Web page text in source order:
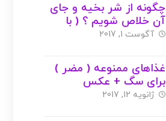
چگونه از شر بخیه و جای
آن خلاص شویم ؟ ( با
عکس )
آگوست 1, 2017
غذاهای ممنوعه ( مضر )
برای سگ + عکس
ژانویه 12, 2017